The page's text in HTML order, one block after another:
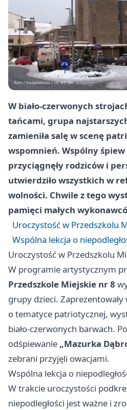
W biało‑czerwonych
tańcami, grupa
zamieniła salę w scenę
wspomnień. Wspólny
przyciągnęły rodziców i
utwierdziło wszystkich w
wolności. Chwile z tego
pamięci małych
Uroczystość w Przedszkolu
Wspólna lekcja o
Uroczystość w Przedszkolu
W programie artystycznym
Przedszkole Miejskie nr 8
grupy dzieci.
o tematyce patriotycznej,
biało‑czerwonych barwach.
odśpiewanie „Mazurka
zebrani przyjęli owacjami.
Wspólna lekcja o
W trakcie uroczystości
niepodległości jest ważne i